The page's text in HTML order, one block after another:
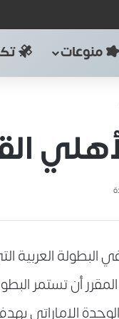
منوعات
العربية
الإماراتي